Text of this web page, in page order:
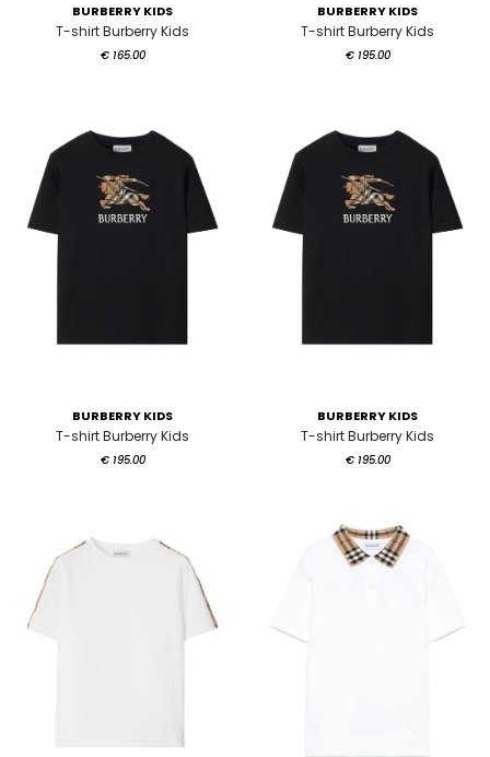
BURBERRY KIDS
T-shirt Burberry Kids
€ 165.00
BURBERRY KIDS
T-shirt Burberry Kids
€ 195.00
BURBERRY KIDS
T-shirt Burberry Kids
€ 195.00
BURBERRY KIDS
T-shirt Burberry Kids
€ 195.00